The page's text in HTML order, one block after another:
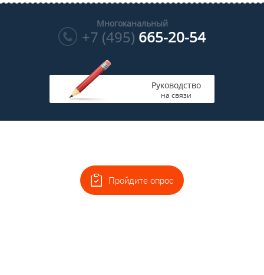
Многоканальный
+7 (495) 665-20-54
Руководство
на связи
Пройдите опрос